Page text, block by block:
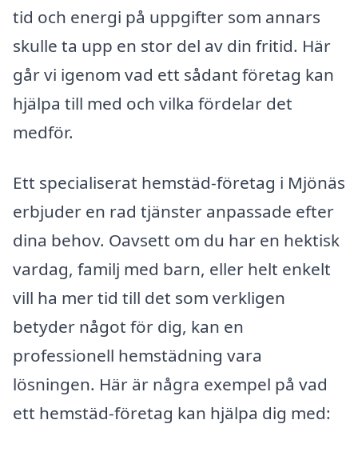
tid och energi på uppgifter som annars
skulle ta upp en stor del av din fritid. Här
går vi igenom vad ett sådant företag kan
hjälpa till med och vilka fördelar det
medför.
Ett specialiserat hemstäd-företag i Mjönäs
erbjuder en rad tjänster anpassade efter
dina behov. Oavsett om du har en hektisk
vardag, familj med barn, eller helt enkelt
vill ha mer tid till det som verkligen
betyder något för dig, kan en
professionell hemstädning vara
lösningen. Här är några exempel på vad
ett hemstäd-företag kan hjälpa dig med: